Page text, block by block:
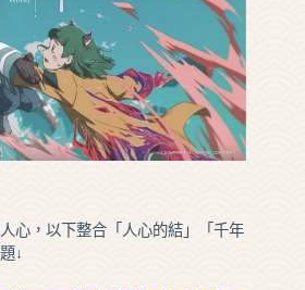
心，以下整合「人心的結」「千年
↓